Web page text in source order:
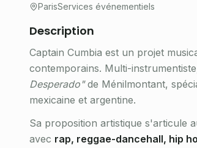
ParisServices événementiels
Description
Captain Cumbia est un projet
contemporains. Multi-
Desperado"de Ménilmontant,
mexicaine et argentine.
Sa proposition artistique s'articule
avec rap, reggae-dancehall, hip